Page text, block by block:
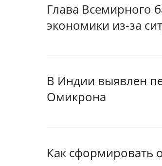
Глава Всемирного
экономики из-за
В Индии выявлен
Омикрона
Как сформировать